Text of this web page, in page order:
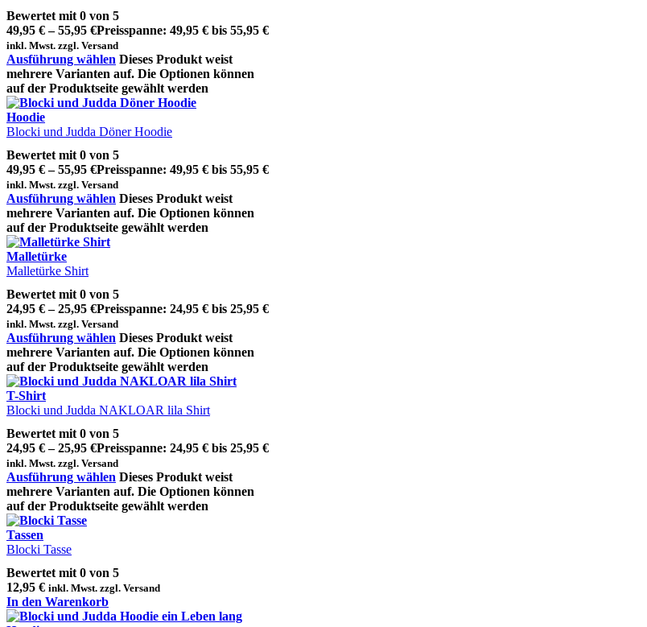
Bewertet mit 0 von 5
49,95 € –55,95 €Preisspanne: 49,95 € bis 55,95 €
inkl. Mwst. zzgl. Versand
Ausführung wählen Dieses Produkt weist
mehrere Varianten auf. Die Optionen können
auf der Produktseite gewählt werden
Hoodie
Blocki und Judda Döner Hoodie
Bewertet mit 0 von 5
49,95 € –55,95 €Preisspanne: 49,95 € bis 55,95 €
inkl. Mwst. zzgl. Versand
Ausführung wählen Dieses Produkt weist
mehrere Varianten auf. Die Optionen können
auf der Produktseite gewählt werden
Malletürke
Malletürke Shirt
Bewertet mit 0 von 5
24,95 € –25,95 €Preisspanne: 24,95 € bis 25,95 €
inkl. Mwst. zzgl. Versand
Ausführung wählen Dieses Produkt weist
mehrere Varianten auf. Die Optionen können
auf der Produktseite gewählt werden
T-Shirt
Blocki und Judda NAKLOAR lila Shirt
Bewertet mit 0 von 5
24,95 € –25,95 €Preisspanne: 24,95 € bis 25,95 €
inkl. Mwst. zzgl. Versand
Ausführung wählen Dieses Produkt weist
mehrere Varianten auf. Die Optionen können
auf der Produktseite gewählt werden
Tassen
Blocki Tasse
Bewertet mit 0 von 5
12,95 € inkl. Mwst. zzgl. Versand
In den Warenkorb